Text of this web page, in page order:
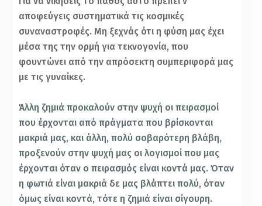
αποφεύγεις συστηματικά τις κοσμικές
συναναστροφές. Μη ξεχνάς ότι η φύση μας έχει
μέσα της την ορμή για τεκνογονία, που
φουντώνει από την απρόσεκτη συμπεριφορά μας
με τις γυναίκες.
Άλλη ζημιά προκαλούν στην ψυχή οι πειρασμοί
που έρχονται από πράγματα που βρίσκονται
μακριά μας, και άλλη, πολύ σοβαρότερη βλάβη,
προξενούν στην ψυχή μας οι λογισμοί που μας
έρχονται όταν ο πειρασμός είναι κοντά μας. Όταν
η φωτιά είναι μακριά δε μας βλάπτει πολύ, όταν
όμως είναι κοντά, τότε η ζημιά είναι σίγουρη.